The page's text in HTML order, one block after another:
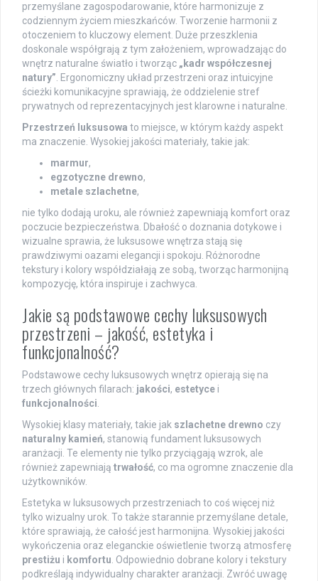
przemyślane zagospodarowanie, które harmonizuje z
codziennym życiem mieszkańców. Tworzenie harmonii z
otoczeniem to kluczowy element. Duże przeszklenia
doskonale współgrają z tym założeniem, wprowadzając do
wnętrz naturalne światło i tworząc „kadr współczesnej
natury”. Ergonomiczny układ przestrzeni oraz intuicyjne
ścieżki komunikacyjne sprawiają, że oddzielenie stref
prywatnych od reprezentacyjnych jest klarowne i naturalne.
Przestrzeń luksusowa to miejsce, w którym każdy aspekt
ma znaczenie. Wysokiej jakości materiały, takie jak:
marmur,
egzotyczne drewno,
metale szlachetne,
nie tylko dodają uroku, ale również zapewniają komfort oraz
poczucie bezpieczeństwa. Dbałość o doznania dotykowe i
wizualne sprawia, że luksusowe wnętrza stają się
prawdziwymi oazami elegancji i spokoju. Różnorodne
tekstury i kolory współdziałają ze sobą, tworząc harmonijną
kompozycję, która inspiruje i zachwyca.
Jakie są podstawowe cechy luksusowych
przestrzeni – jakość, estetyka i
funkcjonalność?
Podstawowe cechy luksusowych wnętrz opierają się na
trzech głównych filarach: jakości, estetyce i
funkcjonalności.
Wysokiej klasy materiały, takie jak szlachetne drewno czy
naturalny kamień, stanowią fundament luksusowych
aranżacji. Te elementy nie tylko przyciągają wzrok, ale
również zapewniają trwałość, co ma ogromne znaczenie dla
użytkowników.
Estetyka w luksusowych przestrzeniach to coś więcej niż
tylko wizualny urok. To także starannie przemyślane detale,
które sprawiają, że całość jest harmonijna. Wysokiej jakości
wykończenia oraz eleganckie oświetlenie tworzą atmosferę
prestiżu i komfortu. Odpowiednio dobrane kolory i tekstury
podkreślają indywidualny charakter aranżacji. Zwróć uwagę